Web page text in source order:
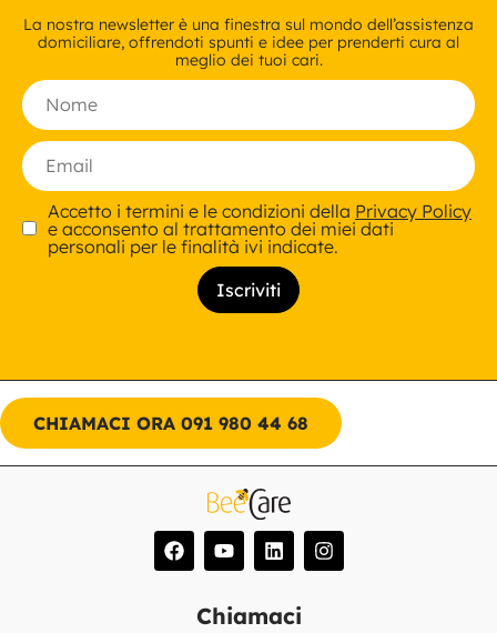
La nostra newsletter è una finestra sul mondo dell’assistenza
domiciliare, offrendoti spunti e idee per prenderti cura al
meglio dei tuoi cari.
Accetto i termini e le condizioni della Privacy Policy
e acconsento al trattamento dei miei dati
personali per le finalità ivi indicate.
CHIAMACI ORA 091 980 44 68
Chiamaci